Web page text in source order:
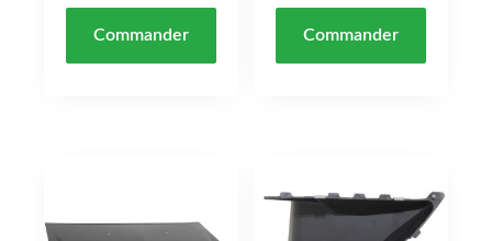
Commander Commander